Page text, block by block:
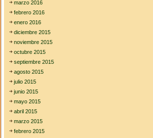
marzo 2016
febrero 2016
enero 2016
diciembre 2015
noviembre 2015
octubre 2015
septiembre 2015
agosto 2015
julio 2015
junio 2015
mayo 2015
abril 2015
marzo 2015
febrero 2015